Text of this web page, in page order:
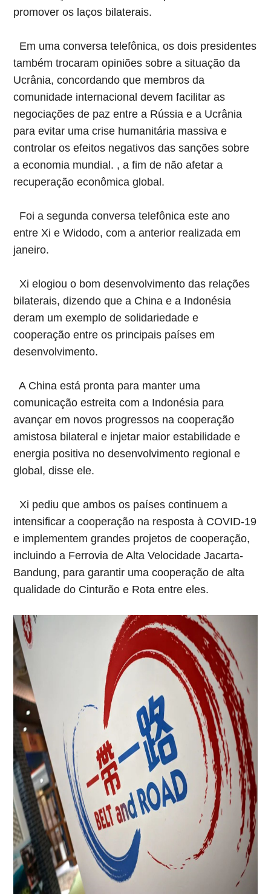
promover os laços bilaterais.
Em uma conversa telefônica, os dois presidentes
também trocaram opiniões sobre a situação da
Ucrânia, concordando que membros da
comunidade internacional devem facilitar as
negociações de paz entre a Rússia e a Ucrânia
para evitar uma crise humanitária massiva e
controlar os efeitos negativos das sanções sobre
a economia mundial. , a fim de não afetar a
recuperação econômica global.
Foi a segunda conversa telefônica este ano
entre Xi e Widodo, com a anterior realizada em
janeiro.
Xi elogiou o bom desenvolvimento das relações
bilaterais, dizendo que a China e a Indonésia
deram um exemplo de solidariedade e
cooperação entre os principais países em
desenvolvimento.
A China está pronta para manter uma
comunicação estreita com a Indonésia para
avançar em novos progressos na cooperação
amistosa bilateral e injetar maior estabilidade e
energia positiva no desenvolvimento regional e
global, disse ele.
Xi pediu que ambos os países continuem a
intensificar a cooperação na resposta à COVID-19
e implementem grandes projetos de cooperação,
incluindo a Ferrovia de Alta Velocidade Jacarta-
Bandung, para garantir uma cooperação de alta
qualidade do Cinturão e Rota entre eles.